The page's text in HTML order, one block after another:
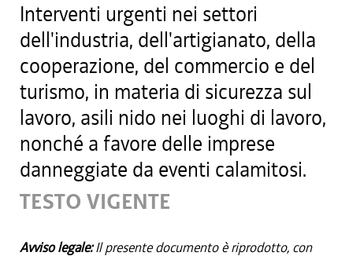
Interventi urgenti nei settori
dell'industria, dell'artigianato, della
cooperazione, del commercio e del
turismo, in materia di sicurezza sul
lavoro, asili nido nei luoghi di lavoro,
nonché a favore delle imprese
danneggiate da eventi calamitosi.
TESTO VIGENTE
Avviso legale:Il presente documento è riprodotto, con